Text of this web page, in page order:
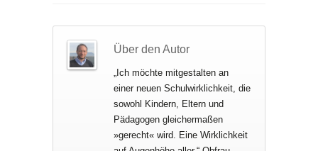
Über den Autor
„Ich möchte mitgestalten an
einer neuen Schulwirklichkeit, die
sowohl Kindern, Eltern und
Pädagogen gleichermaßen
»gerecht« wird. Eine Wirklichkeit